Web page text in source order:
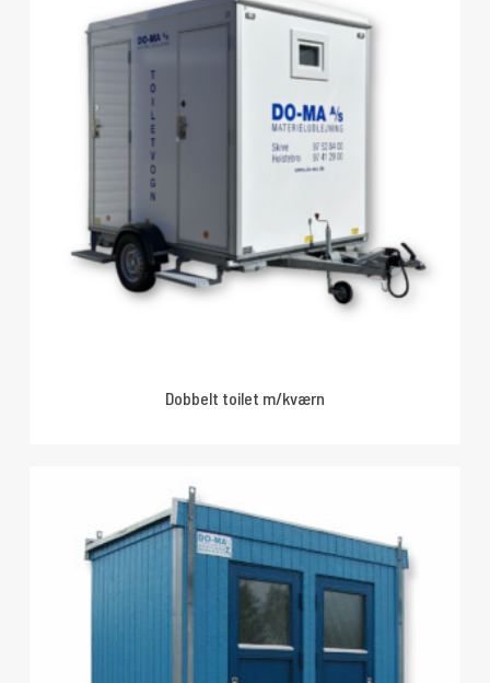
Dobbelt toilet m/kværn